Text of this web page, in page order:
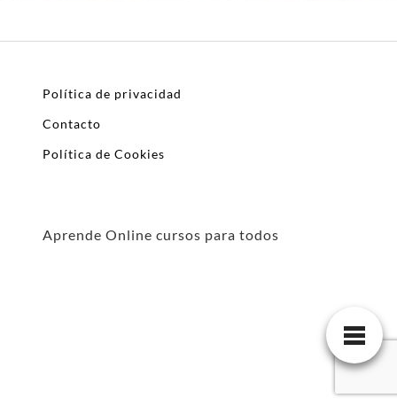
Política de privacidad
Contacto
Política de Cookies
Aprende Online cursos para todos